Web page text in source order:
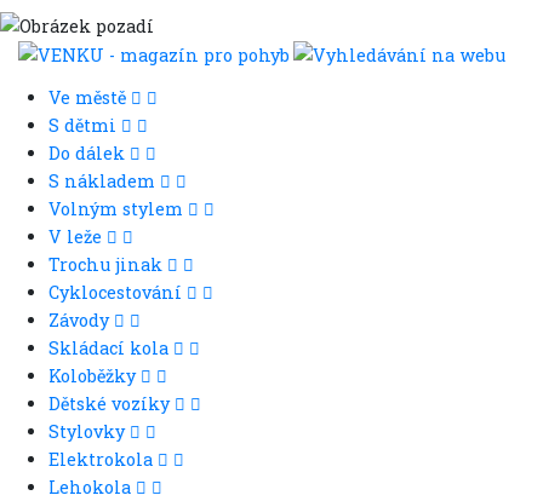
Ve městě
S dětmi
Do dálek
S nákladem
Volným stylem
V leže
Trochu jinak
Cyklocestování
Závody
Skládací kola
Koloběžky
Dětské vozíky
Stylovky
Elektrokola
Lehokola